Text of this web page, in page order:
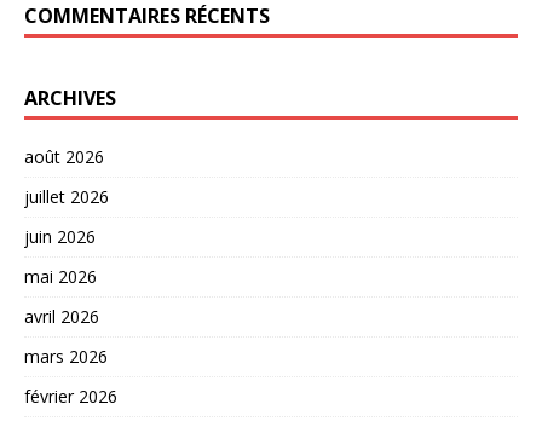
COMMENTAIRES RÉCENTS
ARCHIVES
août 2026
juillet 2026
juin 2026
mai 2026
avril 2026
mars 2026
février 2026